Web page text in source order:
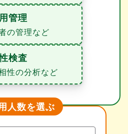
管理
の管理など
検査
性の分析など
人数を選ぶ